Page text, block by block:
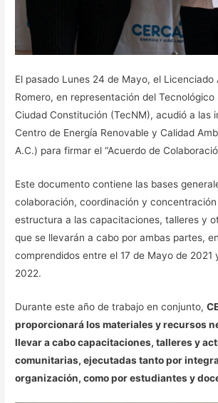
El pasado Lunes 24 de Mayo, el Licenciado
Romero, en representación del Tecnológico
Ciudad Constitución (TecNM), acudió a las
Centro de Energía Renovable y Calidad
A.C.) para firmar el “Acuerdo de
Este documento contiene las bases
colaboración, coordinación y concentración
estructura a las capacitaciones, talleres y
que se llevarán a cabo por ambas partes,
comprendidos entre el 17 de Mayo de 2021
2022.
Durante este año de trabajo en conjunto,
proporcionará los materiales y recursos
llevar a cabo capacitaciones, talleres y
comunitarias, ejecutadas tanto por
organización, como por estudiantes y